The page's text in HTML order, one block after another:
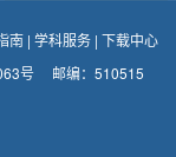
南 | 学科服务 | 下载中心
号 邮编：510515